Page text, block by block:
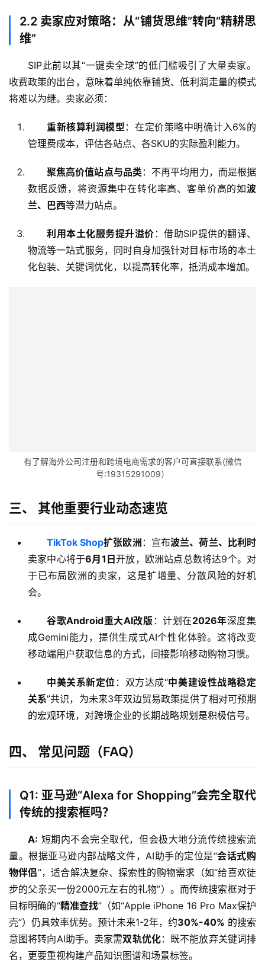
外
开
户
球
支
付
方
案
全
球
登录 注册
2.2 卖家应对策略：从“铺货思维”转向“精耕思
维”
SIP此前以其“一键卖全球”的低门槛吸引了大量卖家。
收费政策的出台，意味着单纯依靠铺货、低利润走量的模式
将难以为继。卖家必须：
重新核算利润模型：在定价策略中明确计入6%的
管理费成本，评估各站点、各SKU的实际盈利能力。
聚焦高价值站点与品类：不再平均用力，而是根据
数据反馈，将资源集中在转化率高、客单价高的如波
兰、巴西等潜力站点。
利用本土化服务提升溢价 ：借助SIP提供的翻译、
物流等一站式服务，同时自身加强针对目标市场的本土
化包装、关键词优化，以提高转化率，抵消成本增加。
有了解海外公司注册和跨境电商需求的客户可直接联系(微信
号:19315291009）
三、 其他重要行业动态速览
TikTok Shop扩张欧洲 ：宣布波兰、荷兰、比利时
卖家中心将于6月1日开放，欧洲站点总数将达9个。对
于已布局欧洲的卖家，这是扩增量、分散风险的好机
会。
谷歌Android重大AI改版 ：计划在2026年深度集
成Gemini能力，提供生成式AI个性化体验。这将改变
移动端用户获取信息的方式，间接影响移动购物习惯。
中美关系新定位 ：双方达成“中美建设性战略稳定
关系”共识，为未来3年双边贸易政策提供了相对可预期
的宏观环境，对跨境企业的长期战略规划是积极信号。
四、 常见问题（FAQ）
Q1: 亚马逊“Alexa for Shopping”会完全取代
传统的搜索框吗？
A: 短期内不会完全取代，但会极大地分流传统搜索流
量。根据亚马逊内部战略文件，AI助手的定位是“会话式购
物伴侣”，适合解决复杂、探索性的购物需求（如“给喜欢徒
步的父亲买一份2000元左右的礼物”）。而传统搜索框对于
目标明确的“精准查找”（如“Apple iPhone 16 Pro Max保护
壳”）仍具效率优势。预计未来1-2年，约30%-40% 的搜索
意图将转向AI助手。卖家需双轨优化：既不能放弃关键词排
名，更要重视构建产品知识图谱和场景标签。